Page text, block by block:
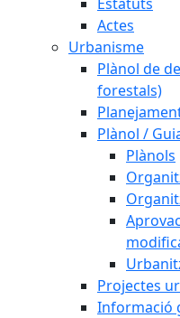
Actes
Urbanisme
Plànol de
forestals)
Plànol /
Plànols
Projectes
Informació